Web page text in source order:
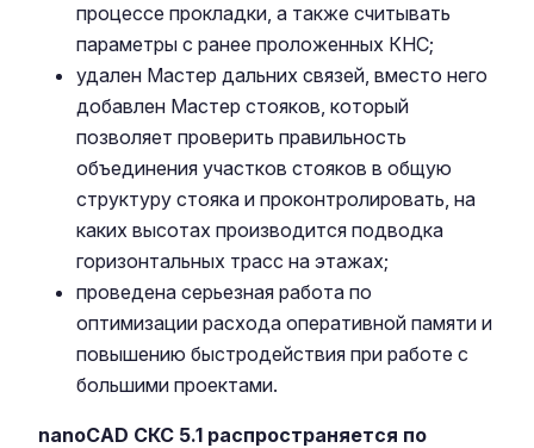
процессе прокладки, а также считывать
параметры с ранее проложенных КНС;
удален Мастер дальних связей, вместо него
добавлен Мастер стояков, который
позволяет проверить правильность
объединения участков стояков в общую
структуру стояка и проконтролировать, на
каких высотах производится подводка
горизонтальных трасс на этажах;
проведена серьезная работа по
оптимизации расхода оперативной памяти и
повышению быстродействия при работе с
большими проектами.
nanoCAD СКС 5.1 распространяется по